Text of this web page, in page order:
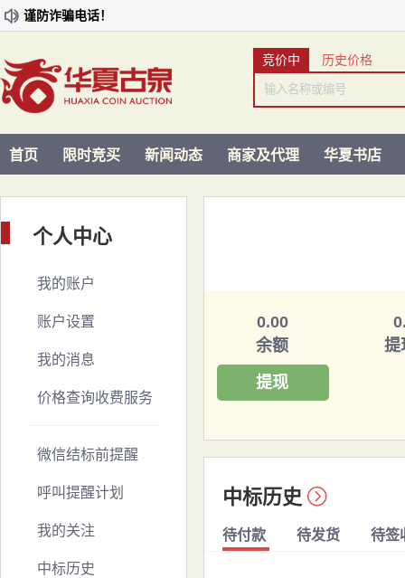
 谨防诈骗电话！
竞价中 历史价格
首页 限时竞买 新闻动态 商家及代理 华夏书店
个人中心
我的账户
账户设置
我的消息
价格查询收费服务
微信结标前提醒
呼叫提醒计划
我的关注
中标历史
0.00
余额
提现
提
中标历史 
待付款 待发货 待签